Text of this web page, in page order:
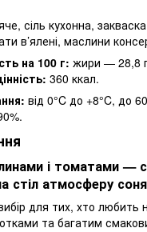
сіль кухонна,
в’ялені, маслини
на 100 г: жири — 28,8
360 ккал.
від 0°C до +8°C, до
і томатами —
стіл атмосферу
для тих, хто любить
та багатим